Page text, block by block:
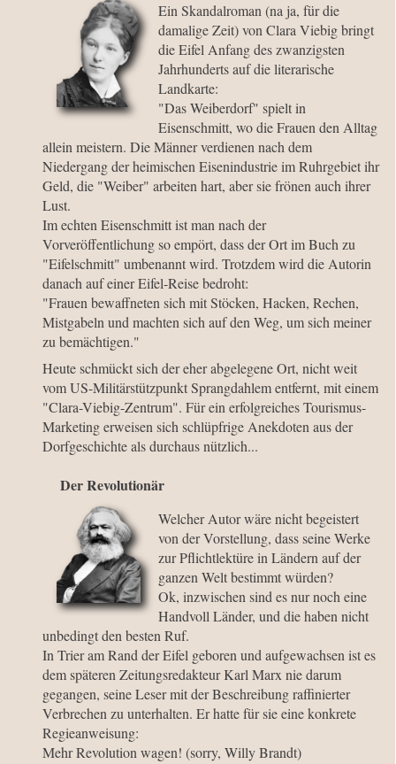
Ein Skandalroman (na ja, für die
damalige Zeit) von Clara Viebig bringt
die Eifel Anfang des zwanzigsten
Jahrhunderts auf die literarische
Landkarte:
"Das Weiberdorf" spielt in
Eisenschmitt, wo die Frauen den Alltag
allein meistern. Die Männer verdienen nach dem
Niedergang der heimischen Eisenindustrie im Ruhrgebiet ihr
Geld, die "Weiber" arbeiten hart, aber sie frönen auch ihrer
Lust.
Im echten Eisenschmitt ist man nach der
Vorveröffentlichung so empört, dass der Ort im Buch zu
"Eifelschmitt" umbenannt wird. Trotzdem wird die Autorin
danach auf einer Eifel-Reise bedroht:
"Frauen bewaffneten sich mit Stöcken, Hacken, Rechen,
Mistgabeln und machten sich auf den Weg, um sich meiner
zu bemächtigen."
Heute schmückt sich der eher abgelegene Ort, nicht weit
vom US-Militärstützpunkt Sprangdahlem entfernt, mit einem
"Clara-Viebig-Zentrum". Für ein erfolgreiches Tourismus-
Marketing erweisen sich schlüpfrige Anekdoten aus der
Dorfgeschichte als durchaus nützlich...
Der Revolutionär
Welcher Autor wäre nicht begeistert
von der Vorstellung, dass seine Werke
zur Pflichtlektüre in Ländern auf der
ganzen Welt bestimmt würden?
Ok, inzwischen sind es nur noch eine
Handvoll Länder, und die haben nicht
unbedingt den besten Ruf.
In Trier am Rand der Eifel geboren und aufgewachsen ist es
dem späteren Zeitungsredakteur Karl Marx nie darum
gegangen, seine Leser mit der Beschreibung raffinierter
Verbrechen zu unterhalten. Er hatte für sie eine konkrete
Regieanweisung:
Mehr Revolution wagen! (sorry, Willy Brandt)